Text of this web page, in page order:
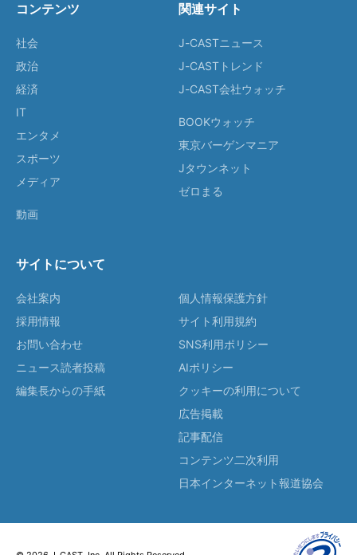
コンテンツ
社会
政治
経済
IT
エンタメ
スポーツ
メディア
動画
関連サイト
J-CASTニュース
J-CASTトレンド
J-CAST会社ウォッチ
BOOKウォッチ
東京バーゲンマニア
Jタウンネット
ゼロまる
サイトについて
会社案内
採用情報
お問い合わせ
ニュース読者投稿
編集長からの手紙
個人情報保護方針
サイト利用規約
SNS利用ポリシー
AIポリシー
クッキーの利用について
広告掲載
記事配信
コンテンツ二次利用
日本インターネット報道協会